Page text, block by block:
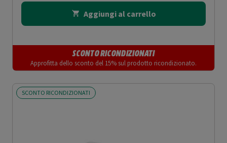
Aggiungi al carrello
SCONTO RICONDIZIONATI
Approfitta dello sconto del 15% sul prodotto ricondizionato.
SCONTO RICONDIZIONATI